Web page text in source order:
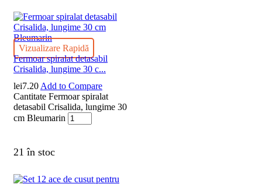
Vizualizare Rapidă
Fermoar spiralat detasabil
Crisalida, lungime 30 c...
lei7.20 Add to Compare
Cantitate Fermoar spiralat
detasabil Crisalida, lungime 30
cm Bleumarin
21 în stoc